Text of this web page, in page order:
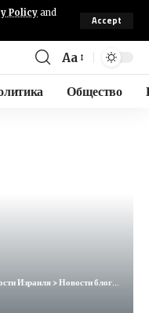
Policy and
Accept
Aa
Общество
Израиля>Новости блогосферы